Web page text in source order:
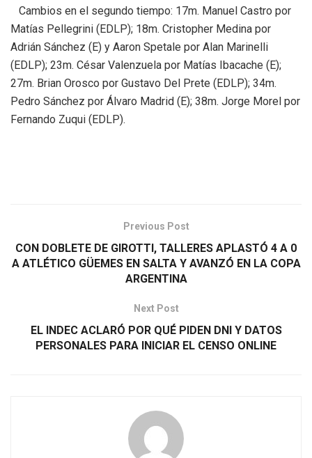
Cambios en el segundo tiempo: 17m. Manuel Castro por
Matías Pellegrini (EDLP); 18m. Cristopher Medina por
Adrián Sánchez (E) y Aaron Spetale por Alan Marinelli
(EDLP); 23m. César Valenzuela por Matías Ibacache (E);
27m. Brian Orosco por Gustavo Del Prete (EDLP); 34m.
Pedro Sánchez por Álvaro Madrid (E); 38m. Jorge Morel por
Fernando Zuqui (EDLP).
Previous Post
CON DOBLETE DE GIROTTI, TALLERES APLASTÓ 4 A 0
A ATLÉTICO GÜEMES EN SALTA Y AVANZÓ EN LA COPA
ARGENTINA
Next Post
EL INDEC ACLARÓ POR QUÉ PIDEN DNI Y DATOS
PERSONALES PARA INICIAR EL CENSO ONLINE